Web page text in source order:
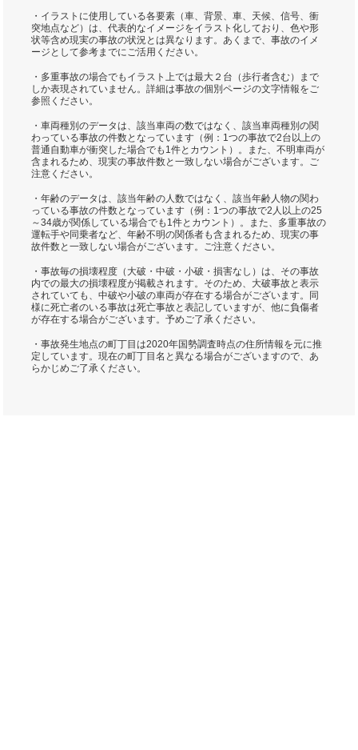
・イラストに使用している各要素（車、背景、車、天候、信号、衝
突地点など）は、代表的なイメージをイラスト化しており、色や形
状等含め現実の事故の状況とは異なります。あくまで、事故のイメ
ージとして参考までにご活用ください。
・多重事故の場合でもイラスト上では最大２台（歩行者含む）まで
しか表現されていません。詳細は事故の個別ページの文字情報をご
参照ください。
・車両種別のデータは、該当車両の数ではなく、該当車両種別の関
わっている事故の件数となっています（例：1つの事故で2台以上の
普通自動車が衝突した場合でも1件とカウント）。また、不明車両が
含まれるため、現実の事故件数と一致しない場合がございます。ご
注意ください。
・年齢のデータは、該当年齢の人数ではなく、該当年齢人物の関わ
っている事故の件数となっています（例：1つの事故で2人以上の25
～34歳が関係している場合でも1件とカウント）。また、多重事故の
運転手や同乗者など、年齢不明の関係者も含まれるため、現実の事
故件数と一致しない場合がございます。ご注意ください。
・事故毎の損壊程度（大破・中破・小破・損害なし）は、その事故
内での最大の損壊程度が掲載されます。そのため、大破事故と表示
されていても、中破や小破の車両が存在する場合がございます。同
様に死亡者のいる事故は死亡事故と表記していますが、他に負傷者
が存在する場合がございます。予めご了承ください。
・事故発生地点の町丁目は2020年国勢調査時点の住所情報を元に推
定しています。現在の町丁目名と異なる場合がございますので、あ
らかじめご了承ください。